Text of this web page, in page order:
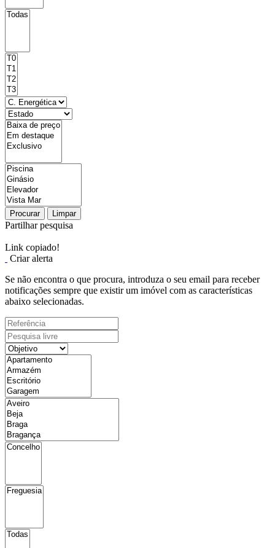
Procurar Limpar
Partilhar pesquisa
Link copiado!
Criar alerta
Se não encontra o que procura, introduza o seu email para receber
notificações sempre que existir um imóvel com as características
abaixo selecionadas.